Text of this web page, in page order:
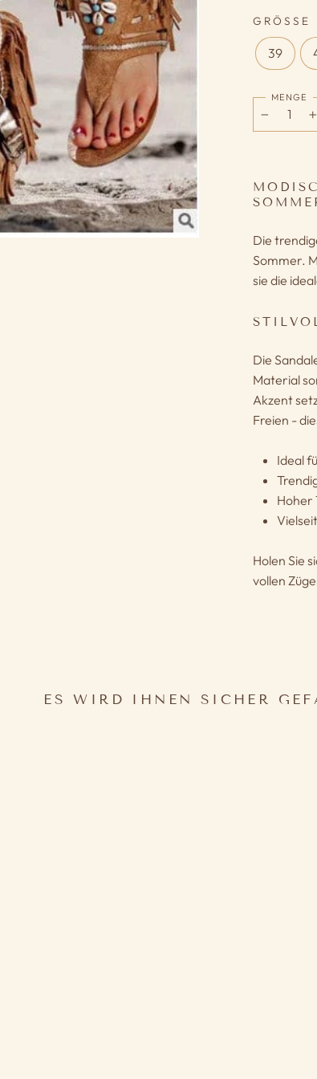
GRÖSSE
39
MENGE
Die
Sommer.
sie die
Die
Material
Akzent
Freien -
Ideal
Hoher
Holen Sie
vollen
ES WIRD IHNEN SICHER